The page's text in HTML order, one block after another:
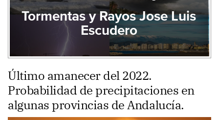
Tormentas y Rayos Jose Luis
Escudero
Último amanecer del 2022.
Probabilidad de precipitaciones en
algunas provincias de Andalucía.